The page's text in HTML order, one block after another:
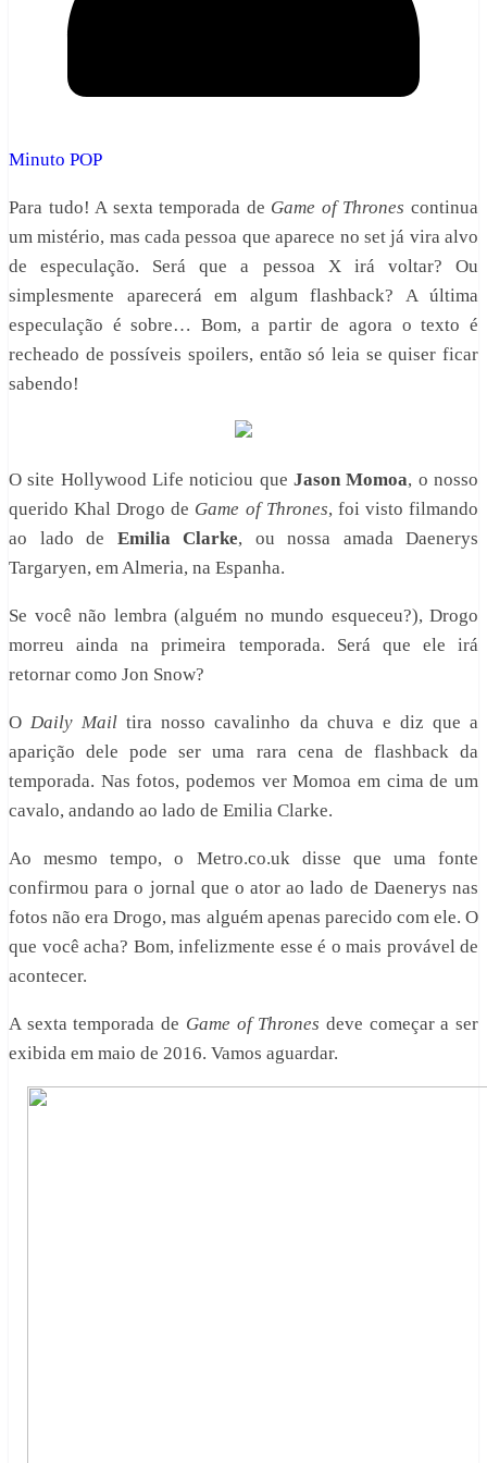
Minuto POP
Para tudo! A sexta temporada de Game of Thrones continua
um mistério, mas cada pessoa que aparece no set já vira alvo
de especulação. Será que a pessoa X irá voltar? Ou
simplesmente aparecerá em algum flashback? A última
especulação é sobre… Bom, a partir de agora o texto é
recheado de possíveis spoilers, então só leia se quiser ficar
sabendo!
O site Hollywood Life noticiou que Jason Momoa, o nosso
querido Khal Drogo de Game of Thrones, foi visto filmando
ao lado de Emilia Clarke, ou nossa amada Daenerys
Targaryen, em Almeria, na Espanha.
Se você não lembra (alguém no mundo esqueceu?), Drogo
morreu ainda na primeira temporada. Será que ele irá
retornar como Jon Snow?
ODaily Mailtira nosso cavalinho da chuva e diz que a
aparição dele pode ser uma rara cena de flashback da
temporada. Nas fotos, podemos ver Momoa em cima de um
cavalo, andando ao lado de Emilia Clarke.
Ao mesmo tempo, o Metro.co.uk disse que uma fonte
confirmou para o jornal que o ator ao lado de Daenerys nas
fotos não era Drogo, mas alguém apenas parecido com ele. O
que você acha? Bom, infelizmente esse é o mais provável de
acontecer.
A sexta temporada de Game of Thrones deve começar a ser
exibida em maio de 2016. Vamos aguardar.